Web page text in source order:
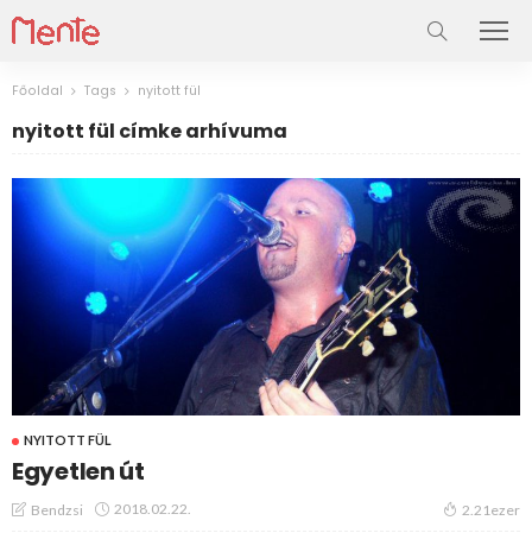
Főoldal Tags nyitott fül
nyitott fül címke arhívuma
NYITOTT FÜL
Egyetlen út
Bendzsi 2018.02.22. 2.21ezer